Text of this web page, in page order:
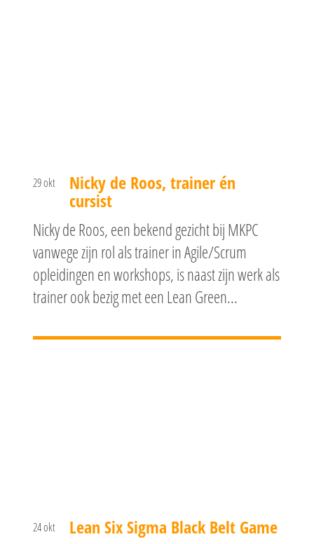
29 okt Nicky de Roos, trainer én
cursist
Nicky de Roos, een bekend gezicht bij MKPC
vanwege zijn rol als trainer in Agile/Scrum
opleidingen en workshops, is naast zijn werk als
trainer ook bezig met een Lean Green...
24 okt Lean Six Sigma Black Belt Game